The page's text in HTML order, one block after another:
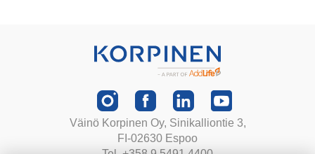
Väinö Korpinen Oy, Sinikalliontie 3,
FI-02630 Espoo